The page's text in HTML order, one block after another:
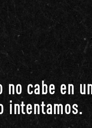
no cabe en
intentamos.